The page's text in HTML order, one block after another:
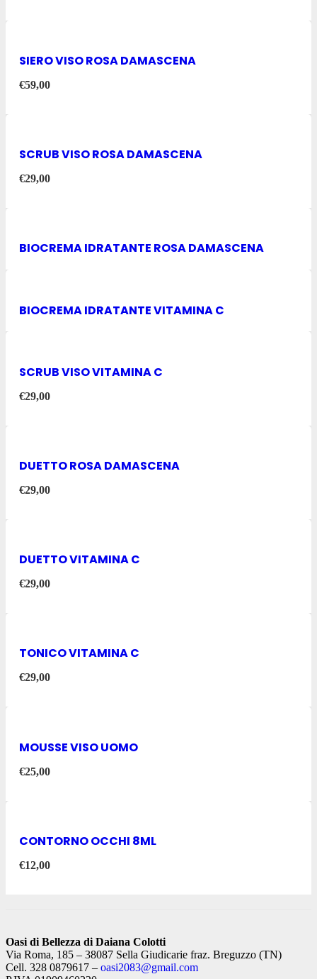
SIERO VISO ROSA DAMASCENA
€59,00
SCRUB VISO ROSA DAMASCENA
€29,00
BIOCREMA IDRATANTE ROSA DAMASCENA
BIOCREMA IDRATANTE VITAMINA C
SCRUB VISO VITAMINA C
€29,00
DUETTO ROSA DAMASCENA
€29,00
DUETTO VITAMINA C
€29,00
TONICO VITAMINA C
€29,00
MOUSSE VISO UOMO
€25,00
CONTORNO OCCHI 8ML
€12,00
Oasi di Bellezza di Daiana Colotti
Via Roma, 185 – 38087 Sella Giudicarie fraz. Breguzzo (TN)
Cell. 328 0879617 – oasi2083@gmail.com